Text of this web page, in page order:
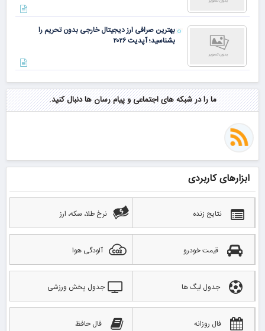
بهترین صرافی ارز دیجیتال خارجی بدون تحریم را
بشناسید؛ آپدیت ۲۰۲۶
ما را در شبکه های اجتماعی و پیام رسان ها دنبال کنید.
ابزارهای کاربردی
نتایج زنده نرخ طلا، سکه، ارز
قیمت خودرو آلودگی هوا
جدول لیگ ها جدول پخش ورزشی
فال روزانه فال حافظ